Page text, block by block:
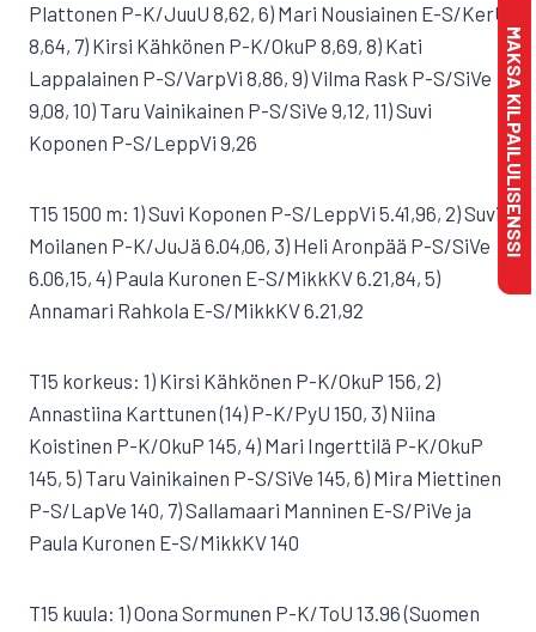
Plattonen P-K/JuuU 8,62, 6) Mari Nousiainen E-S/KerU
8,64, 7) Kirsi Kähkönen P-K/OkuP 8,69, 8) Kati
Lappalainen P-S/VarpVi 8,86, 9) Vilma Rask P-S/SiVe
9,08, 10) Taru Vainikainen P-S/SiVe 9,12, 11) Suvi
Koponen P-S/LeppVi 9,26
T15 1500 m: 1) Suvi Koponen P-S/LeppVi 5.41,96, 2) Suvi
Moilanen P-K/JuJä 6.04,06, 3) Heli Aronpää P-S/SiVe
6.06,15, 4) Paula Kuronen E-S/MikkKV 6.21,84, 5)
Annamari Rahkola E-S/MikkKV 6.21,92
T15 korkeus: 1) Kirsi Kähkönen P-K/OkuP 156, 2)
Annastiina Karttunen (14) P-K/PyU 150, 3) Niina
Koistinen P-K/OkuP 145, 4) Mari Ingerttilä P-K/OkuP
145, 5) Taru Vainikainen P-S/SiVe 145, 6) Mira Miettinen
P-S/LapVe 140, 7) Sallamaari Manninen E-S/PiVe ja
Paula Kuronen E-S/MikkKV 140
T15 kuula: 1) Oona Sormunen P-K/ToU 13.96 (Suomen
MAKSA KILPAILULISENSSI